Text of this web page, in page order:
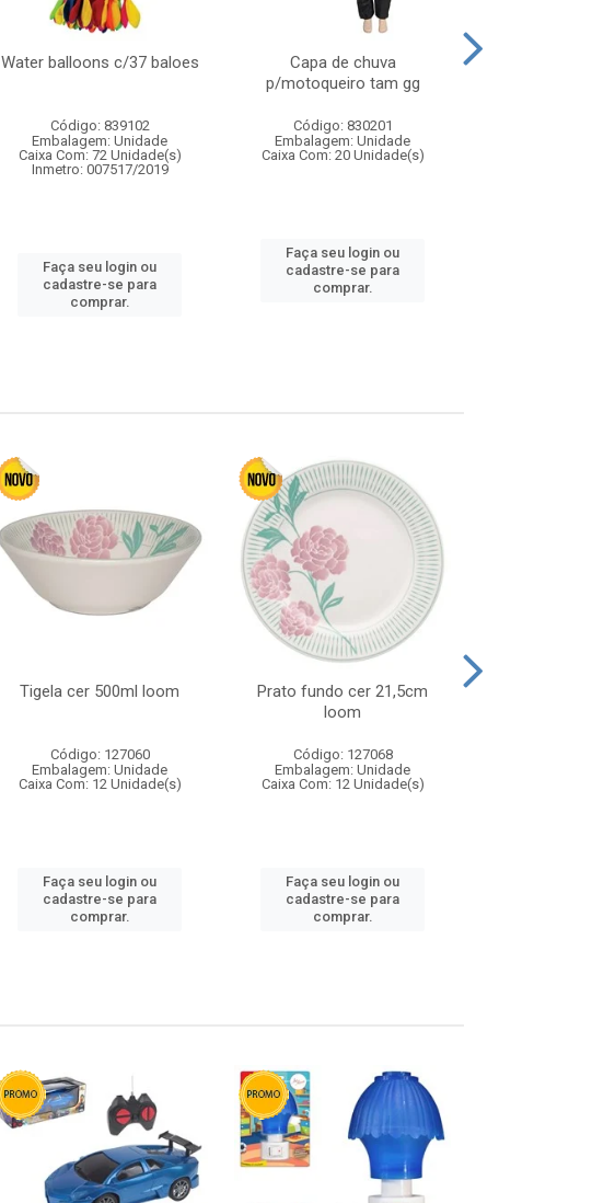
Water balloons c/37 baloes
Código: 839102
Embalagem: Unidade
Caixa Com: 72 Unidade(s)
Inmetro: 007517/2019
Faça seu login ou
cadastre-se para
comprar.
Capa de chuva
p/motoqueiro tam gg
Código: 830201
Embalagem: Unidade
Caixa Com: 20 Unidade(s)
Faça seu login ou
cadastre-se para
comprar.
Tigela cer 500ml loom
Código: 127060
Embalagem: Unidade
Caixa Com: 12 Unidade(s)
Faça seu login ou
cadastre-se para
comprar.
Prato fundo cer 21,5cm
loom
Código: 127068
Embalagem: Unidade
Caixa Com: 12 Unidade(s)
Faça seu login ou
cadastre-se para
comprar.